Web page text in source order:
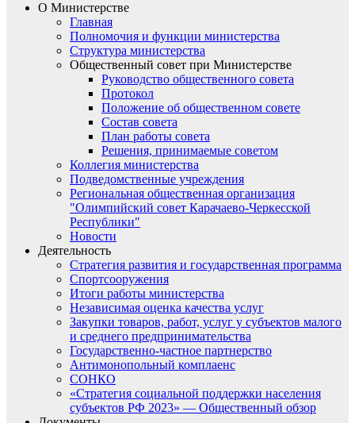
О Министерстве
Главная
Полномочия и функции министерства
Структура министерства
Общественный совет при Министерстве
Руководство общественного совета
Протокол
Положение об общественном совете
Состав совета
План работы совета
Решения, принимаемые советом
Коллегия министерства
Подведомственные учреждения
Региональная общественная организация
"Олимпийский совет Карачаево-Черкесской
Республики"
Новости
Деятельность
Стратегия развития и государственная программа
Спортсооружения
Итоги работы министерства
Независимая оценка качества услуг
Закупки товаров, работ, услуг у субъектов малого
и среднего предпринимательства
Государственно-частное партнерство
Антимонопольный комплаенс
СОНКО
«Стратегия социальной поддержки населения
субъектов РФ 2023» — Общественный обзор